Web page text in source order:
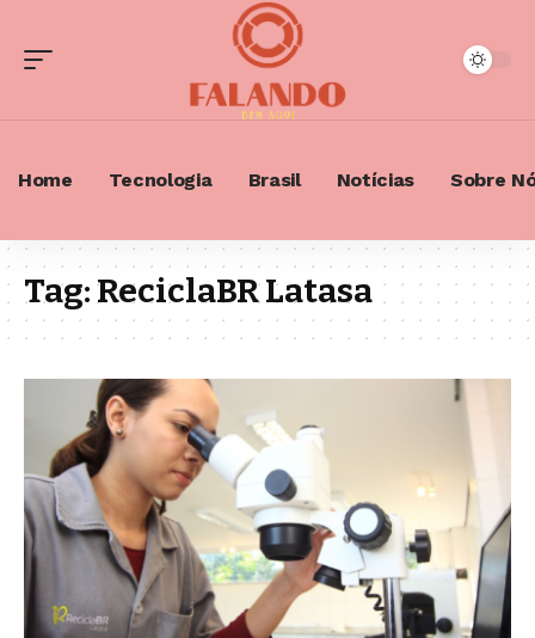
Home Tecnologia Brasil Notícias Sobre
Tag:ReciclaBR Latasa